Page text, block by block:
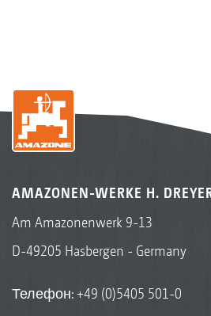
AMAZONEN-WERKE H.
Am Amazonenwerk 9-13
D-49205 Hasbergen - Germany
Телефон:+49 (0)5405 501-0